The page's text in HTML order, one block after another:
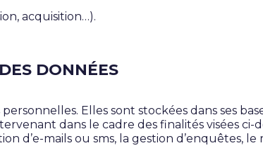
acquisition…).
DONNÉES
Elles sont stockées dans ses
dans le cadre des finalités visées
d’e-mails ou sms, la gestion d’enquêtes,